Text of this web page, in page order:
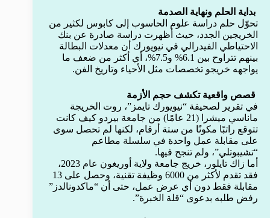
بداية الحلم ونهاية الصدمة
تحوّل حلم دراسة علوم الحاسوب إلى كابوس لكثير من
الخريجين الجدد، حيث أظهرت دراسة صادرة عن بنك
الاحتياطي الفيدرالي في نيويورك أن معدلات البطالة
بينهم تتراوح بين 6.1% و7.5%، أي أكثر من ضعف ما
يواجهه خريجو تخصصات مثل الأحياء وتاريخ الفن.
قصص واقعية تكشف حجم الأزمة
في تقرير لصحيفة “نيويورك تايمز”، روت الخريجة
ماناسي ميشرا (21 عامًا) من جامعة بيردو كيف كانت
تتوقع راتبًا مكونًا من ستة أرقام، لكنها لم تحصل سوى
على مقابلة عمل واحدة في سلسلة مطاعم
“تشيبوتلي”، ولم تنجح فيها.
أما زاك تايلور، خريج جامعة ولاية أوريغون عام 2023،
فقد تقدم لأكثر من 6000 وظيفة تقنية، وحصل على 13
مقابلة فقط دون أي عرض عمل، حتى أن “ماكدونالدز”
رفض طلبه بدعوى “قلة الخبرة”.